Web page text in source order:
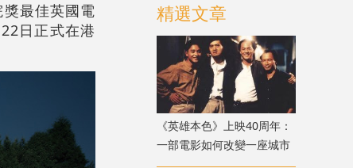
最佳英國電
日正式在港
精選文章
《英雄本色》上映40周年：
一部電影如何改變一座城市